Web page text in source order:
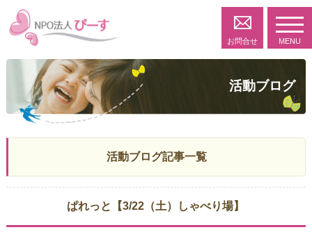
お問合せ MENU
活動ブログ
活動ブログ記事一覧
ぱれっと【3/22（土）しゃべり場】